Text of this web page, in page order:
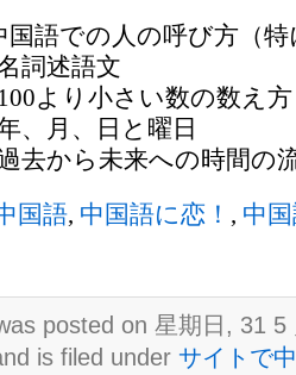
国語での人の呼び方（
詞述語文
より小さい数の数え方
、月、日と曜日
去から未来への時間の
国語, 中国語に恋！ , 中
posted on 星期日, 31 5
is filed under サイトで